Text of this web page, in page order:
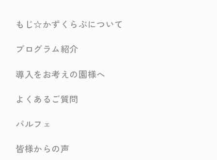
もじ☆かずくらぶについて
プログラム紹介
導入をお考えの園様へ
よくあるご質問
パルフェ
皆様からの声